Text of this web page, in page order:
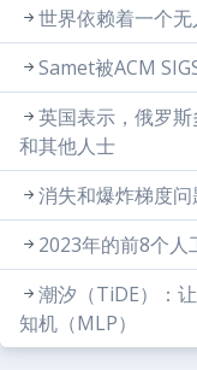
世界依赖着一个
Samet被ACM
英国表示，俄罗
和其他人士
消失和爆炸梯度
2023年的前8个人
潮汐（TiDE）：
知机（MLP）